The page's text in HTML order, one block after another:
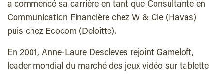
a commencé sa carrière en tant que Consultante en
Communication Financière chez W & Cie (Havas)
puis chez Ecocom (Deloitte).
En 2001, Anne-Laure Descleves rejoint Gameloft,
leader mondial du marché des jeux vidéo sur tablette